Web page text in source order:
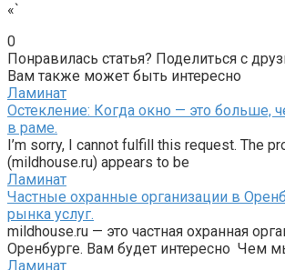
«`
0
Понравилась статья? Поделиться с
Вам также может быть интересно
Ламинат
Остекление: Когда окно — это больше,
в раме.
I’m sorry, I cannot fulfill this request. The
(mildhouse.ru) appears to be
Ламинат
Частные охранные организации в
рынка услуг.
mildhouse.ru — это частная охранная
Оренбурге. Вам будет интересно Чем
Ламинат